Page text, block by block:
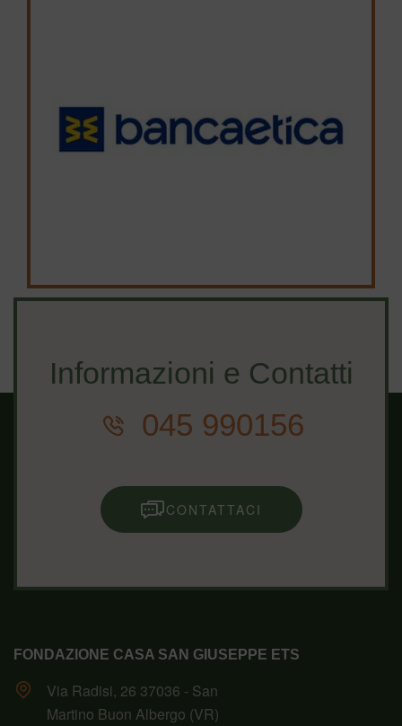
Informazioni e Contatti
045 990156
CONTATTACI
FONDAZIONE CASA SAN GIUSEPPE ETS
Via Radisi, 26 37036 - San
Martino Buon Albergo (VR)